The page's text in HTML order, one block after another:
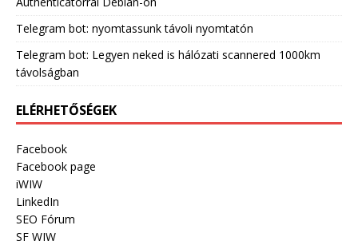
Telegram bot: nyomtassunk távoli nyomtatón
Telegram bot: Legyen neked is hálózati scannered 1000km
távolságban
ELÉRHETŐSÉGEK
Facebook
Facebook page
iWIW
LinkedIn
SEO Fórum
SF WIW